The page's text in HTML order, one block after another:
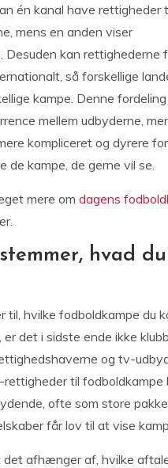
én kanal have rettigheder
mens en anden viser
Desuden kan rettighederne
så forskellige
kampe. Denne
mellem udbyderne,
kompliceret og dyrere
de kampe, de gerne vil se.
mere om dagens
hvad
til, hvilke fodboldkampe du
er det i sidste ende ikke
og tv-
til fodboldkampe
ofte som store
får lov til at vise
det afhænger af, hvilke